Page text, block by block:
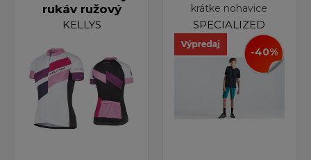
rukáv ružový
KELLYS
krátke nohavice
SPECIALIZED
-40%